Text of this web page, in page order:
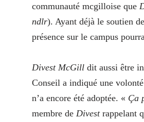
communauté mcgilloise que
ndlr). Ayant déjà le soutien
présence sur le campus
Divest McGill dit aussi être
Conseil a indiqué une
n’a encore été adoptée. « Ça
membre de Divestrappelant